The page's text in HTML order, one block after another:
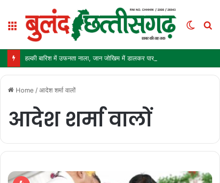
Menu
Switch
Home /आदेश शर्मा वालों
आदेश शर्मा वालों